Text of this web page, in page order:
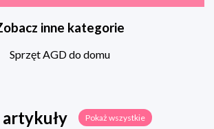
inne kategorie
Sprzęt AGD do domu
Pokaż wszystkie